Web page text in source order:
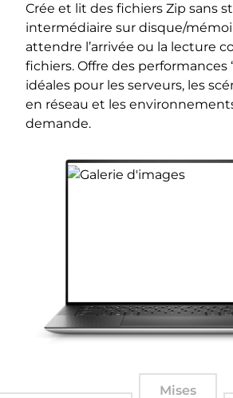
Crée et lit des fichiers Zip sans
intermédiaire sur disque/
attendre l’arrivée ou la lecture
fichiers. Offre des performances
idéales pour les serveurs, les
en réseau et les
demande.
Mises